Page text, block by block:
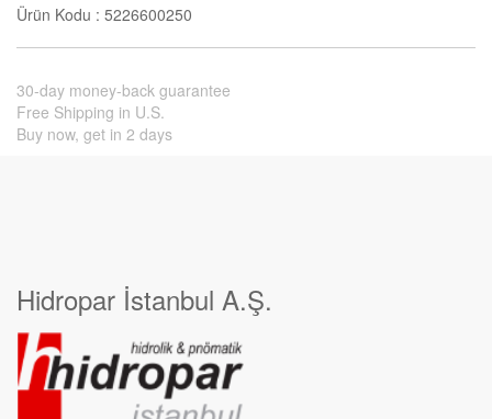
Ürün Kodu : 5226600250
30-day money-back guarantee
Free Shipping in U.S.
Buy now, get in 2 days
Hidropar İstanbul A.Ş.